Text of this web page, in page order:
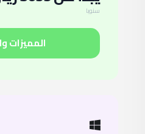
سنويا
المميزات